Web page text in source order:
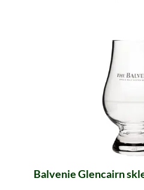
Balvenie Glencairn